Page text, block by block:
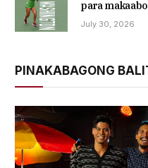
para
July 30, 2026
PINAKABAGONG